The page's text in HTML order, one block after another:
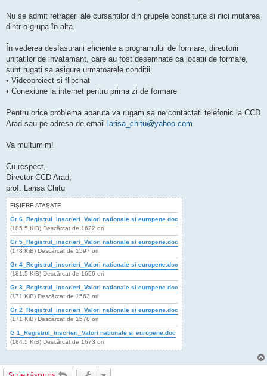
Nu se admit retrageri ale cursantilor din grupele constituite si nici mutarea
dintr-o grupa în alta.
În vederea desfasurarii eficiente a programului de formare, directorii
unitatilor de invatamant, care au fost desemnate ca locatii de formare,
sunt rugati sa asigure urmatoarele conditii:
• Videoproiect si flipchat
• Conexiune la internet pentru prima zi de formare
Pentru orice problema aparuta va rugam sa ne contactati telefonic la CCD
Arad sau pe adresa de email
larisa_chitu@yahoo.com
Va multumim!
Cu respect,
Director CCD Arad,
prof. Larisa Chitu
FIŞIERE ATAŞATE
Gr 6_Registrul_inscrieri_Valori nationale si europene.doc
(185.5 KiB) Descărcat de 1622 ori
Gr 5_Registrul_inscrieri_Valori nationale si europene.doc
(178 KiB) Descărcat de 1597 ori
Gr 4_Registrul_inscrieri_Valori nationale si europene.doc
(181.5 KiB) Descărcat de 1656 ori
Gr 3_Registrul_inscrieri_Valori nationale si europene.doc
(171 KiB) Descărcat de 1563 ori
Gr 2_Registrul_inscrieri_Valori nationale si europene.doc
(171 KiB) Descărcat de 1578 ori
G 1_Registrul_inscrieri_Valori nationale si europene.doc
(184.5 KiB) Descărcat de 1673 ori